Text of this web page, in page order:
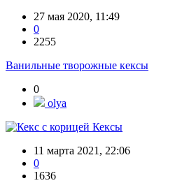
27 мая 2020, 11:49
0
2255
Ванильные творожные кексы
0
olya
Кексы
11 марта 2021, 22:06
0
1636